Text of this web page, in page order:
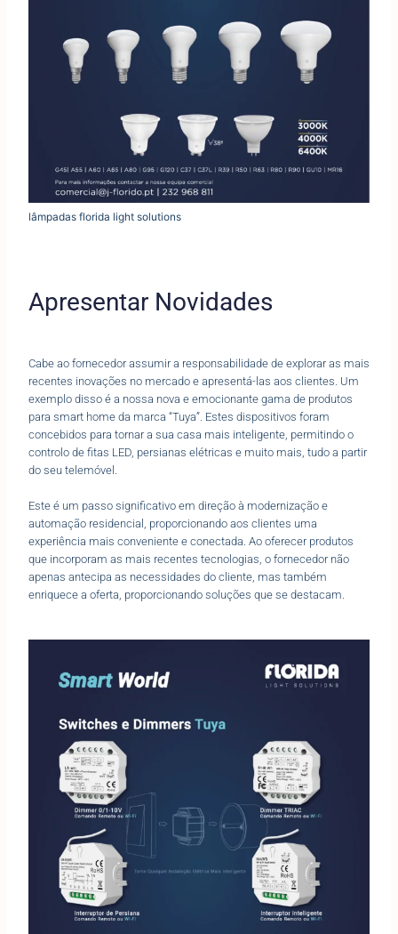
lâmpadas florida light solutions
Apresentar Novidades
Cabe ao fornecedor assumir a responsabilidade de explorar as mais
recentes inovações no mercado e apresentá-las aos clientes. Um
exemplo disso é a nossa nova e emocionante gama de produtos
para smart home da marca “Tuya”. Estes dispositivos foram
concebidos para tornar a sua casa mais inteligente, permitindo o
controlo de fitas LED, persianas elétricas e muito mais, tudo a partir
do seu telemóvel.
Este é um passo significativo em direção à modernização e
automação residencial, proporcionando aos clientes uma
experiência mais conveniente e conectada. Ao oferecer produtos
que incorporam as mais recentes tecnologias, o fornecedor não
apenas antecipa as necessidades do cliente, mas também
enriquece a oferta, proporcionando soluções que se destacam.